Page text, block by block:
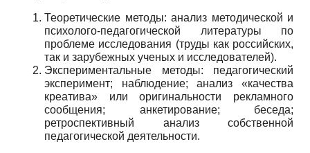
Теоретические методы: анализ методической и
психолого-педагогической литературы по
проблеме исследования (труды как российских,
так и зарубежных ученых и исследователей).
Экспериментальные методы: педагогический
эксперимент; наблюдение; анализ «качества
креатива» или оригинальности рекламного
сообщения; анкетирование; беседа;
ретроспективный анализ собственной
педагогической деятельности.